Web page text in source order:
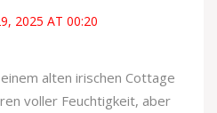
2025 AT 00:20
alten irischen Cottage
voller Feuchtigkeit, aber